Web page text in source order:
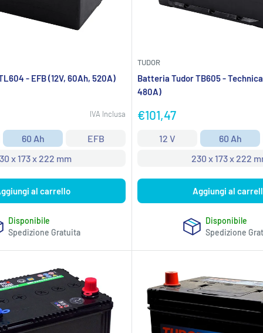
- EFB (12V, 60Ah, 520A)
IVA Inclusa
60 Ah
EFB
x 173 x 222 mm
al carrello
Disponibile
Spedizione Gratuita
TUDOR
Batteria Tudor TB605 - Technica
480A)
Prezzo
€101,47
60 Ah
12 V
230 x 173 x 222
Aggiungi al
Disponibile
Spedizione